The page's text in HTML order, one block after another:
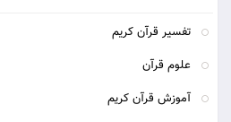
تفسیر قرآن کریم
علوم قرآن
آموزش قرآن کریم